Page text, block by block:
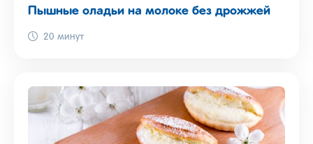
Пышные оладьи на молоке без дрожжей
20 минут